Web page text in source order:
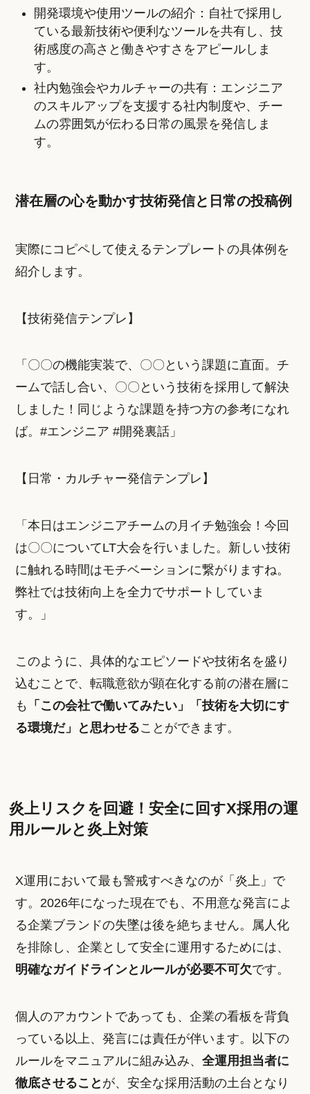
開発環境や使用ツールの紹介：自社で採用し
ている最新技術や便利なツールを共有し、技
術感度の高さと働きやすさをアピールしま
す。
社内勉強会やカルチャーの共有：エンジニア
のスキルアップを支援する社内制度や、チー
ムの雰囲気が伝わる日常の風景を発信しま
す。
潜在層の心を動かす技術発信と日常の投稿例
実際にコピペして使えるテンプレートの具体例を
紹介します。
【技術発信テンプレ】
「〇〇の機能実装で、〇〇という課題に直面。チ
ームで話し合い、〇〇という技術を採用して解決
しました！同じような課題を持つ方の参考になれ
ば。#エンジニア #開発裏話」
【日常・カルチャー発信テンプレ】
「本日はエンジニアチームの月イチ勉強会！今回
は〇〇についてLT大会を行いました。新しい技術
に触れる時間はモチベーションに繋がりますね。
弊社では技術向上を全力でサポートしていま
す。」
このように、具体的なエピソードや技術名を盛り
込むことで、転職意欲が顕在化する前の潜在層に
も
「この会社で働いてみたい」「技術を大切にす
る環境だ」と思わせることができます。
炎上リスクを回避！安全に回すX採用の運
用ルールと炎上対策
X運用において最も警戒すべきなのが「炎上」で
す。2026年になった現在でも、不用意な発言によ
る企業ブランドの失墜は後を絶ちません。属人化
を排除し、企業として安全に運用するためには、
明確なガイドラインとルールが必要不可欠です。
個人のアカウントであっても、企業の看板を背負
っている以上、発言には責任が伴います。以下の
ルールをマニュアルに組み込み、全運用担当者に
徹底させること が、安全な採用活動の土台となり